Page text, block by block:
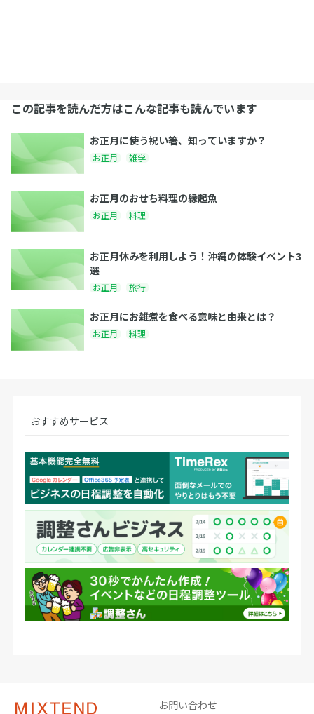
この記事を読んだ方はこんな記事も読んでいます
お正月に使う祝い箸、知っていますか？
お正月 雑学
お正月のおせち料理の縁起魚
お正月 料理
お正月休みを利用しよう！沖縄の体験イベント3
選
お正月 旅行
お正月にお雑煮を食べる意味と由来とは？
お正月 料理
おすすめサービス
お問い合わせ